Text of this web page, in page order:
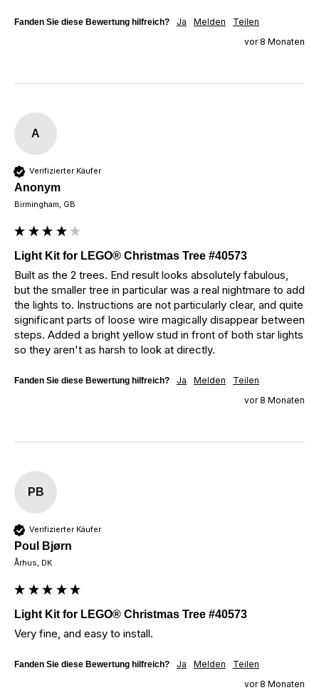
Fanden Sie diese Bewertung hilfreich? Ja Melden
Teilen
vor 8 Monaten
A
Verifizierter Käufer
Anonym
Birmingham, GB
Light Kit for LEGO® Christmas Tree #40573
Built as the 2 trees. End result looks absolutely fabulous,
but the smaller tree in particular was a real nightmare to add
the lights to. Instructions are not particularly clear, and quite
significant parts of loose wire magically disappear between
steps. Added a bright yellow stud in front of both star lights
so they aren't as harsh to look at directly.
Fanden Sie diese Bewertung hilfreich? Ja Melden
Teilen
vor 8 Monaten
PB
Verifizierter Käufer
Poul Bjørn
Århus, DK
Light Kit for LEGO® Christmas Tree #40573
Very fine, and easy to install.
Fanden Sie diese Bewertung hilfreich? Ja Melden
Teilen
vor 8 Monaten